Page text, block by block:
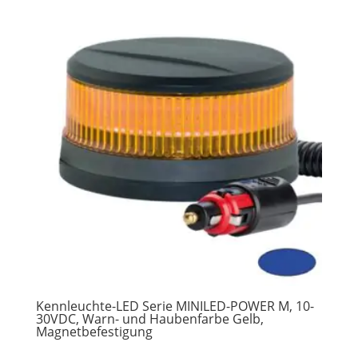
Kennleuchte-LED Serie MINILED-POWER M, 10-
30VDC, Warn- und Haubenfarbe Gelb,
Magnetbefestigung